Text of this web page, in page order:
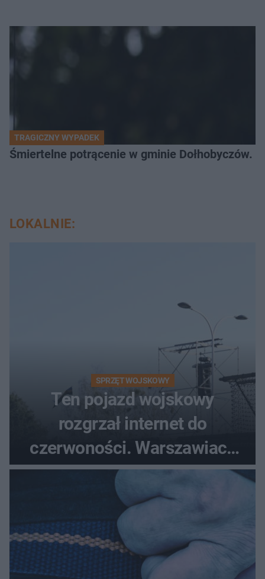
TRAGICZNY WYPADEK
Śmiertelne potrącenie w gminie Dołhobyczów.
LOKALNIE:
SPRZĘT WOJSKOWY
Ten pojazd wojskowy
rozgrzał internet do
czerwoności. Warszawiacy
pytali, czy to Mad Max!